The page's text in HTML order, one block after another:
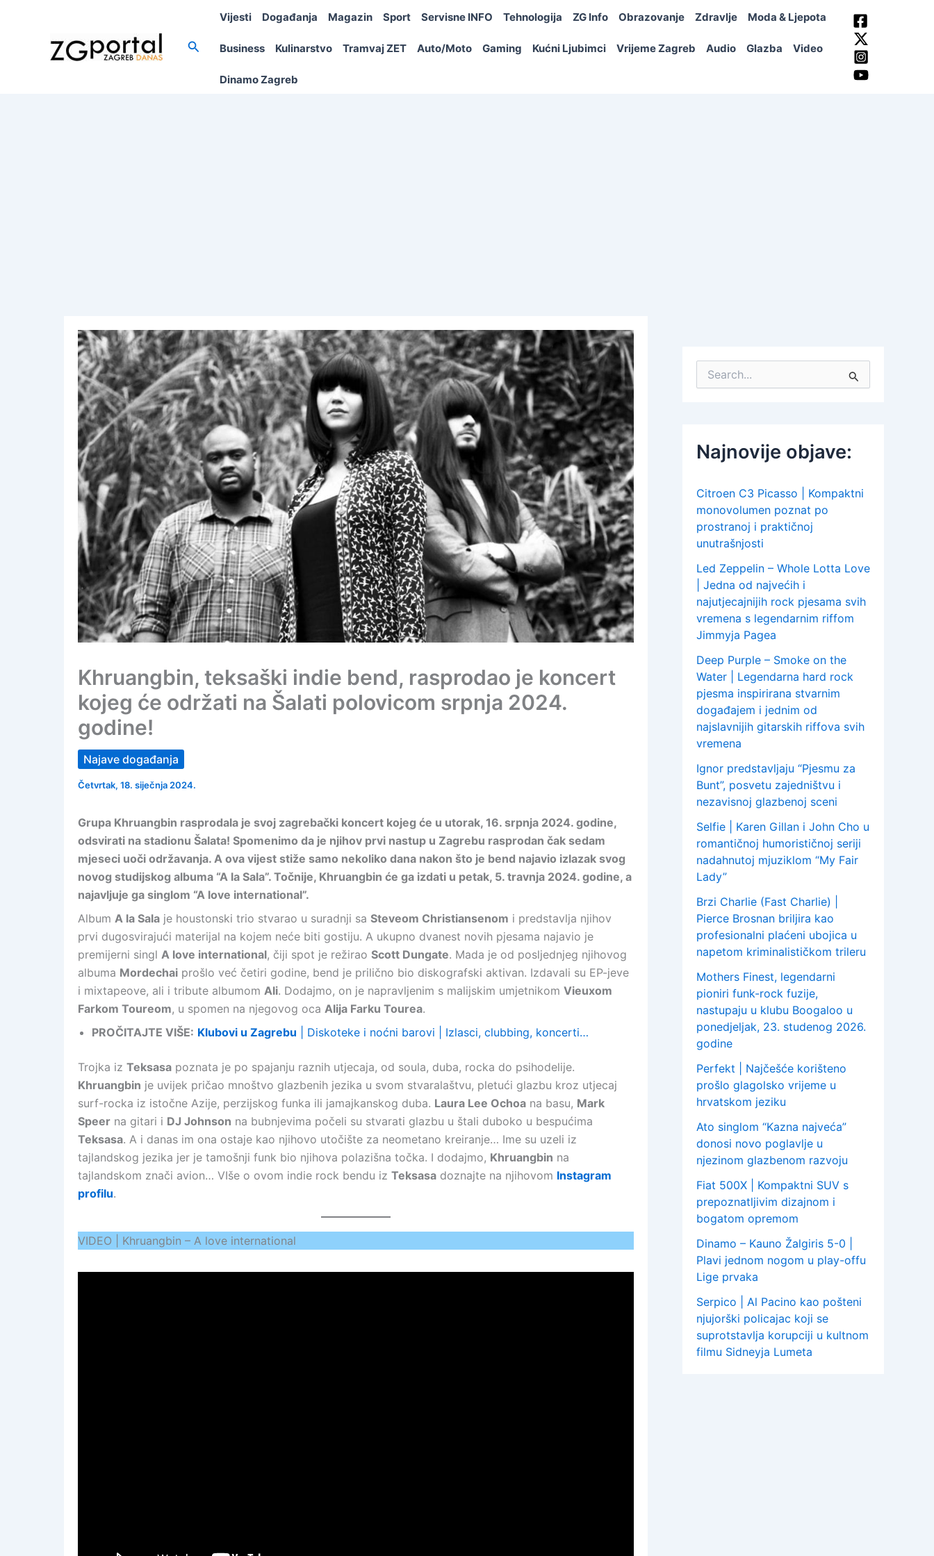
Search
Vijesti Događanja Magazin Sport Servisne INFO Tehnologija ZG Info Obrazovanje Zdravlje Moda & Ljepota
Business Kulinarstvo Tramvaj ZET Auto/Moto Gaming Kućni Ljubimci Vrijeme Zagreb Audio Glazba Video
Dinamo Zagreb
Khruangbin, teksaški indie bend, rasprodao je koncert
kojeg će održati na Šalati polovicom srpnja 2024.
godine!
Najave događanja
Četvrtak, 18. siječnja 2024.
Grupa Khruangbin rasprodala je svoj zagrebački koncert kojeg će u utorak, 16. srpnja 2024. godine,
odsvirati na stadionu Šalata! Spomenimo da je njihov prvi nastup u Zagrebu rasprodan čak sedam
mjeseci uoči održavanja. A ova vijest stiže samo nekoliko dana nakon što je bend najavio izlazak svog
novog studijskog albuma “A la Sala”. Točnije, Khruangbin će ga izdati u petak, 5. travnja 2024. godine, a
najavljuje ga singlom “A love international”.
Album A la Sala je houstonski trio stvarao u suradnji sa Steveom Christiansenom i predstavlja njihov
prvi dugosvirajući materijal na kojem neće biti gostiju. A ukupno dvanest novih pjesama najavio je
premijerni singl A love international, čiji spot je režirao Scott Dungate. Mada je od posljednjeg njihovog
albuma Mordechai prošlo već četiri godine, bend je prilično bio diskografski aktivan. Izdavali su EP-jeve
i mixtapeove, ali i tribute albumom Ali. Dodajmo, on je napravljenim s malijskim umjetnikom Vieuxom
Farkom Toureom, u spomen na njegovog oca Alija Farku Tourea.
PROČITAJTE VIŠE: Klubovi u Zagrebu | Diskoteke i noćni barovi | Izlasci, clubbing, koncerti…
Trojka iz Teksasa poznata je po spajanju raznih utjecaja, od soula, duba, rocka do psihodelije.
Khruangbin je uvijek pričao mnoštvo glazbenih jezika u svom stvaralaštvu, pletući glazbu kroz utjecaj
surf-rocka iz istočne Azije, perzijskog funka ili jamajkanskog duba. Laura Lee Ochoa na basu, Mark
Speer na gitari i DJ Johnson na bubnjevima počeli su stvarati glazbu u štali duboko u bespućima
Teksasa. A i danas im ona ostaje kao njihovo utočište za neometano kreiranje… Ime su uzeli iz
tajlandskog jezika jer je tamošnji funk bio njihova polazišna točka. I dodajmo, Khruangbin na
tajlandskom znači avion… VIše o ovom indie rock bendu iz Teksasa doznajte na njihovom Instagram
profilu.
VIDEO | Khruangbin – A love international
:
Najnovije objave:
Citroen C3 Picasso | Kompaktni
monovolumen poznat po
prostranoj i praktičnoj
unutrašnjosti
Led Zeppelin – Whole Lotta Love
| Jedna od najvećih i
najutjecajnijih rock pjesama svih
vremena s legendarnim riffom
Jimmyja Pagea
Deep Purple – Smoke on the
Water | Legendarna hard rock
pjesma inspirirana stvarnim
događajem i jednim od
najslavnijih gitarskih riffova svih
vremena
Ignor predstavljaju “Pjesmu za
Bunt”, posvetu zajedništvu i
nezavisnoj glazbenoj sceni
Selfie | Karen Gillan i John Cho u
romantičnoj humorističnoj seriji
nadahnutoj mjuziklom “My Fair
Lady”
Brzi Charlie (Fast Charlie) |
Pierce Brosnan briljira kao
profesionalni plaćeni ubojica u
napetom kriminalističkom trileru
Mothers Finest, legendarni
pioniri funk-rock fuzije,
nastupaju u klubu Boogaloo u
ponedjeljak, 23. studenog 2026.
godine
Perfekt | Najčešće korišteno
prošlo glagolsko vrijeme u
hrvatskom jeziku
Ato singlom “Kazna najveća”
donosi novo poglavlje u
njezinom glazbenom razvoju
Fiat 500X | Kompaktni SUV s
prepoznatljivim dizajnom i
bogatom opremom
Dinamo – Kauno Žalgiris 5-0 |
Plavi jednom nogom u play-offu
Lige prvaka
Serpico | Al Pacino kao pošteni
njujorški policajac koji se
suprotstavlja korupciji u kultnom
filmu Sidneyja Lumeta